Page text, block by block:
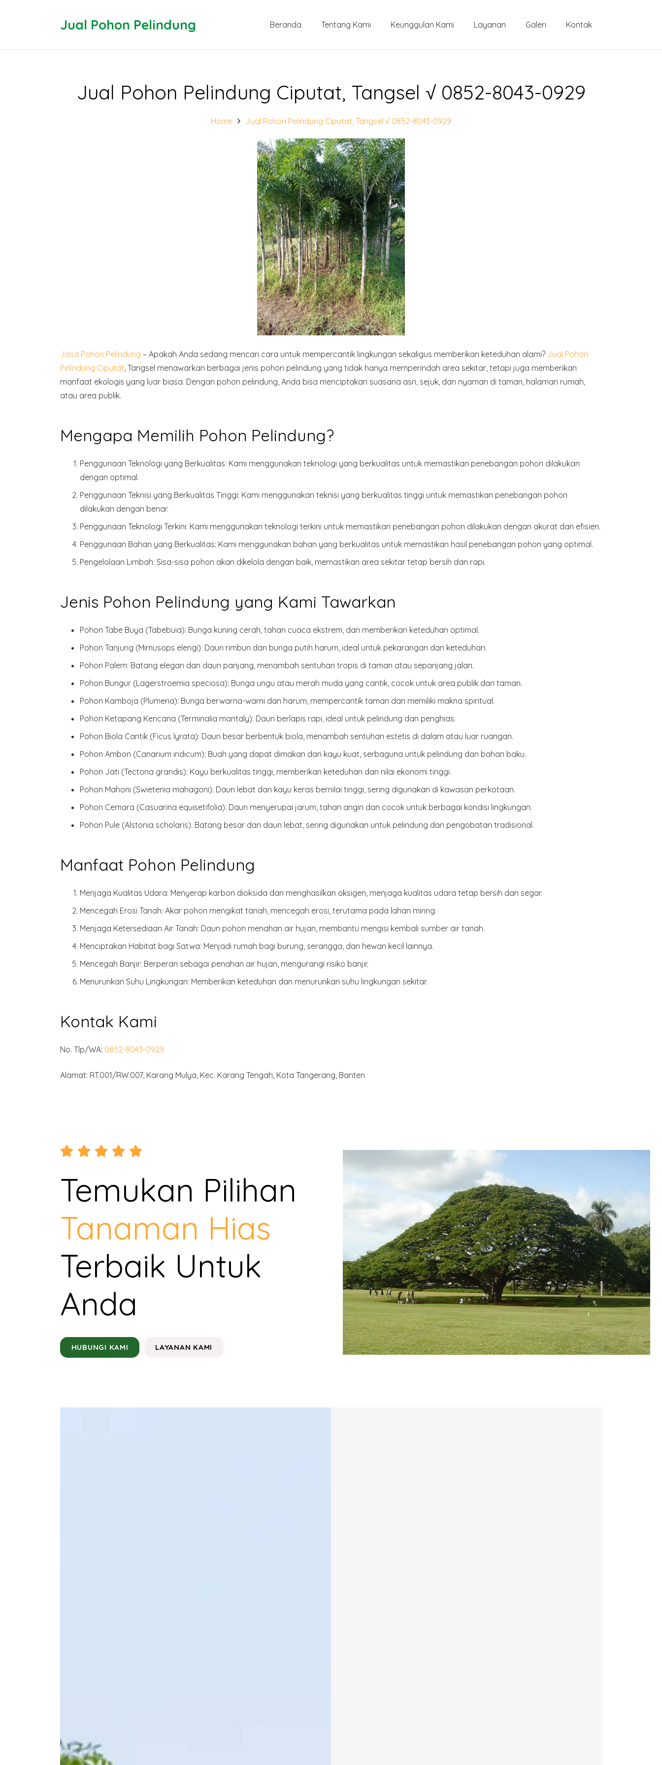
Jual Pohon Pelindung Beranda Tentang Kami Keunggulan Kami Layanan Galeri Kontak
Jual Pohon Pelindung Ciputat, Tangsel √ 0852-8043-0929
Home Jual Pohon Pelindung Ciputat, Tangsel √ 0852-8043-0929
Jasa Pohon Pelindung – Apakah Anda sedang mencari cara untuk mempercantik lingkungan sekaligus memberikan keteduhan alami? Jual Pohon
Pelindung Ciputat, Tangsel menawarkan berbagai jenis pohon pelindung yang tidak hanya memperindah area sekitar, tetapi juga memberikan
manfaat ekologis yang luar biasa. Dengan pohon pelindung, Anda bisa menciptakan suasana asri, sejuk, dan nyaman di taman, halaman rumah,
atau area publik.
Mengapa Memilih Pohon Pelindung?
Penggunaan Teknologi yang Berkualitas: Kami menggunakan teknologi yang berkualitas untuk memastikan penebangan pohon dilakukan
dengan optimal.
Penggunaan Teknisi yang Berkualitas Tinggi: Kami menggunakan teknisi yang berkualitas tinggi untuk memastikan penebangan pohon
dilakukan dengan benar.
Penggunaan Teknologi Terkini: Kami menggunakan teknologi terkini untuk memastikan penebangan pohon dilakukan dengan akurat dan efisien.
Penggunaan Bahan yang Berkualitas: Kami menggunakan bahan yang berkualitas untuk memastikan hasil penebangan pohon yang optimal.
Pengelolaan Limbah: Sisa-sisa pohon akan dikelola dengan baik, memastikan area sekitar tetap bersih dan rapi.
Jenis Pohon Pelindung yang Kami Tawarkan
Pohon Tabe Buya (Tabebuia): Bunga kuning cerah, tahan cuaca ekstrem, dan memberikan keteduhan optimal.
Pohon Tanjung (Mimusops elengi): Daun rimbun dan bunga putih harum, ideal untuk pekarangan dan keteduhan.
Pohon Palem: Batang elegan dan daun panjang, menambah sentuhan tropis di taman atau sepanjang jalan.
Pohon Bungur (Lagerstroemia speciosa): Bunga ungu atau merah muda yang cantik, cocok untuk area publik dan taman.
Pohon Kamboja (Plumeria): Bunga berwarna-warni dan harum, mempercantik taman dan memiliki makna spiritual.
Pohon Ketapang Kencana (Terminalia mantaly): Daun berlapis rapi, ideal untuk pelindung dan penghias.
Pohon Biola Cantik (Ficus lyrata): Daun besar berbentuk biola, menambah sentuhan estetis di dalam atau luar ruangan.
Pohon Ambon (Canarium indicum): Buah yang dapat dimakan dan kayu kuat, serbaguna untuk pelindung dan bahan baku.
Pohon Jati (Tectona grandis): Kayu berkualitas tinggi, memberikan keteduhan dan nilai ekonomi tinggi.
Pohon Mahoni (Swietenia mahagoni): Daun lebat dan kayu keras bernilai tinggi, sering digunakan di kawasan perkotaan.
Pohon Cemara (Casuarina equisetifolia): Daun menyerupai jarum, tahan angin dan cocok untuk berbagai kondisi lingkungan.
Pohon Pule (Alstonia scholaris): Batang besar dan daun lebat, sering digunakan untuk pelindung dan pengobatan tradisional.
Manfaat Pohon Pelindung
Menjaga Kualitas Udara: Menyerap karbon dioksida dan menghasilkan oksigen, menjaga kualitas udara tetap bersih dan segar.
Mencegah Erosi Tanah: Akar pohon mengikat tanah, mencegah erosi, terutama pada lahan miring.
Menjaga Ketersediaan Air Tanah: Daun pohon menahan air hujan, membantu mengisi kembali sumber air tanah.
Menciptakan Habitat bagi Satwa: Menjadi rumah bagi burung, serangga, dan hewan kecil lainnya.
Mencegah Banjir: Berperan sebagai penahan air hujan, mengurangi risiko banjir.
Menurunkan Suhu Lingkungan: Memberikan keteduhan dan menurunkan suhu lingkungan sekitar.
Kontak Kami
No. Tlp/WA: 0852-8043-0929
Alamat: RT.001/RW.007, Karang Mulya, Kec. Karang Tengah, Kota Tangerang, Banten
Temukan Pilihan
Tanaman Hias
Terbaik Untuk
Anda
HUBUNGI KAMI LAYANAN KAMI